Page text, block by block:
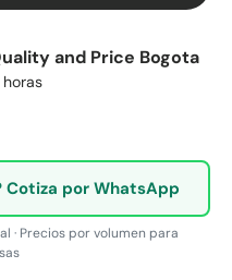
and Price Bogota
Cotiza por WhatsApp
· Precios por volumen para